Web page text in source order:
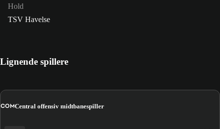
Hold
TSV Havelse
Lignende spillere
COMCentral offensiv midtbanespiller